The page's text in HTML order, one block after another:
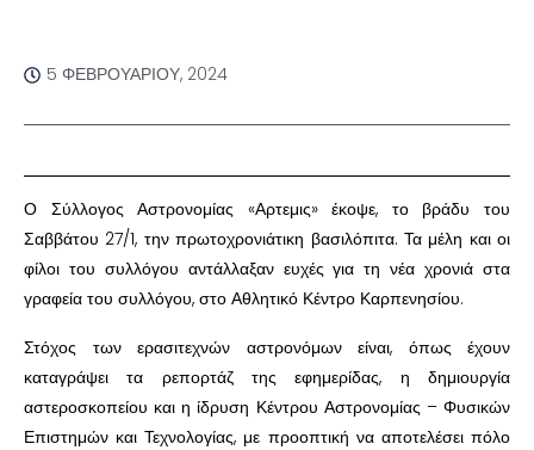
5 ΦΕΒΡΟΥΑΡΊΟΥ, 2024
Ο Σύλλογος Αστρονομίας «Αρτεμις» έκοψε, το βράδυ του
Σαββάτου 27/1, την πρωτοχρονιάτικη βασιλόπιτα. Τα μέλη και οι
φίλοι του συλλόγου αντάλλαξαν ευχές για τη νέα χρονιά στα
γραφεία του συλλόγου, στο Αθλητικό Κέντρο Καρπενησίου.
Στόχος των ερασιτεχνών αστρονόμων είναι, όπως έχουν
καταγράψει τα ρεπορτάζ της εφημερίδας, η δημιουργία
αστεροσκοπείου και η ίδρυση Κέντρου Αστρονομίας – Φυσικών
Επιστημών και Τεχνολογίας, με προοπτική να αποτελέσει πόλο